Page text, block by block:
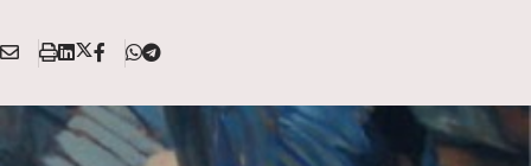
Condividi:
E
A
S
a
L
n
k
X
T
w
F
T
l
e